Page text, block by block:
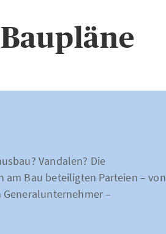
Vandalen? Die
Bau beteiligten Parteien – von
–